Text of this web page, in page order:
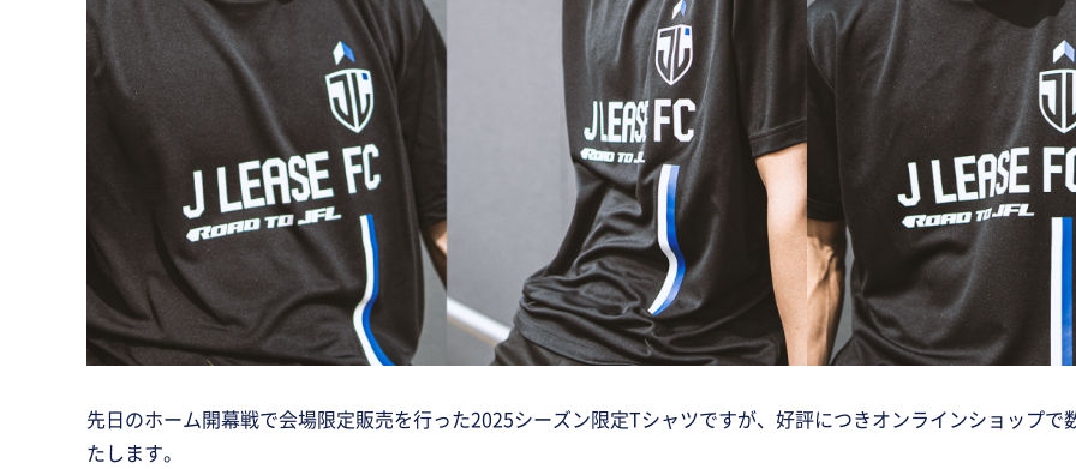
先日のホーム開幕戦で会場限定販売を行った2025シーズン限定Tシャツですが、好評につきオンラインショップ
たします。